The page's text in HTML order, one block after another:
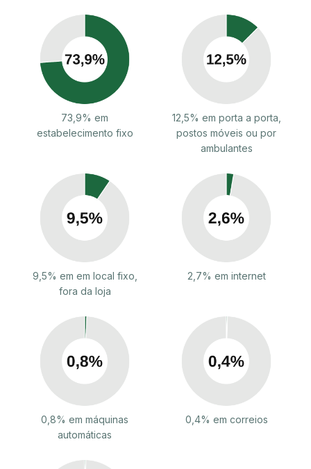
73,9% em
estabelecimento fixo
12,5% em porta a porta,
postos móveis ou por
ambulantes
9,5% em em local fixo,
fora da loja
2,7% em internet
0,8% em máquinas
automáticas
0,4% em correios